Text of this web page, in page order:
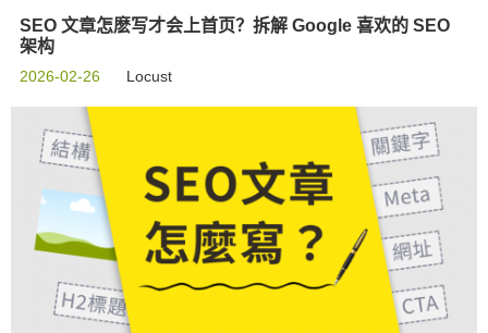
SEO 文章怎麽写才会上首页？拆解 Google 喜欢的 SEO
架构
2026-02-26 Locust